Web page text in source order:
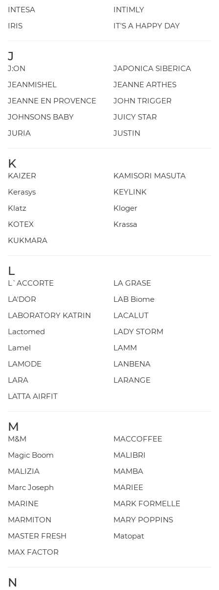
INTESA
INTIMLY
IRIS
IT'S A HAPPY DAY
J
J:ON
JAPONICA SIBERICA
JEANMISHEL
JEANNE ARTHES
JEANNE EN PROVENCE
JOHN TRIGGER
JOHNSONS BABY
JUICY STAR
JURIA
JUSTIN
K
KAIZER
KAMISORI MASUTA
Kerasys
KEYLINK
Klatz
Kloger
KOTEX
Krassa
KUKMARA
L
L`ACCORTE
LA GRASE
LA'DOR
LAB Biome
LABORATORY KATRIN
LACALUT
Lactomed
LADY STORM
Lamel
LAMM
LAMODE
LANBENA
LARA
LARANGE
LATTA AIRFIT
M
M&M
MACCOFFEE
Magic Boom
MALIBRI
MALIZIA
MAMBA
Marc Joseph
MARIEE
MARINE
MARK FORMELLE
MARMITON
MARY POPPINS
MASTER FRESH
Matopat
MAX FACTOR
N